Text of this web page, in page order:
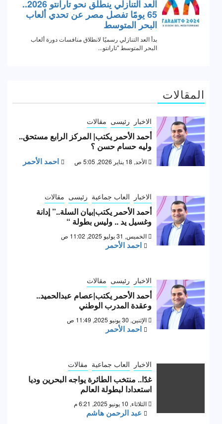
المقالات
الاخبار رئيسى مقالات
أحمد الأحمر يكتب| المركز الرابع مستحق..
وليه حسام حسن ؟
الأحد, 18 يناير 2026, 5:05 ص احمد الأحمر
الاخبار العاب جماعية رئيسى مقالات
أحمد الأحمر يكتب|بيان السلة..” إدانة
وغسيل يد .. وليس بطولة “
الخميس, 31 يوليو 2025, 11:02 ص
احمد الأحمر
الاخبار رئيسى مقالات
أحمد الأحمر يكتب|عصام عبدالحميد..
وعقدة المدرب الوطني
الإثنين, 30 يونيو 2025, 11:49 ص
احمد الأحمر
الاخبار العاب جماعية مقالات
غدًا.. منتخب الطائرة يواجه البحرين وديا
استعدادا لبطولة العالم
الثلاثاء, 10 يونيو 2025, 6:21 م
عبد الرحمن هاشم